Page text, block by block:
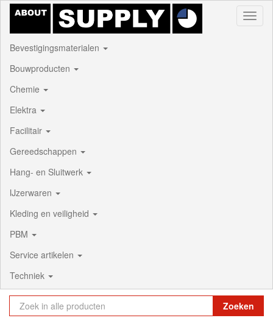
Bevestigingsmaterialen
Bouwproducten
Chemie
Elektra
Facilitair
Gereedschappen
Hang- en Sluitwerk
IJzerwaren
Kleding en veiligheid
PBM
Service artikelen
Techniek
Zoeken